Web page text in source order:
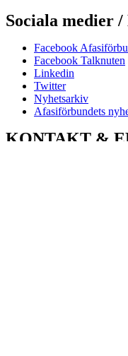
Sociala medier
Facebook
Facebook Talknuten
Linkedin
Twitter
Nyhetsarkiv
Afasiförbundets
KONTAKT &